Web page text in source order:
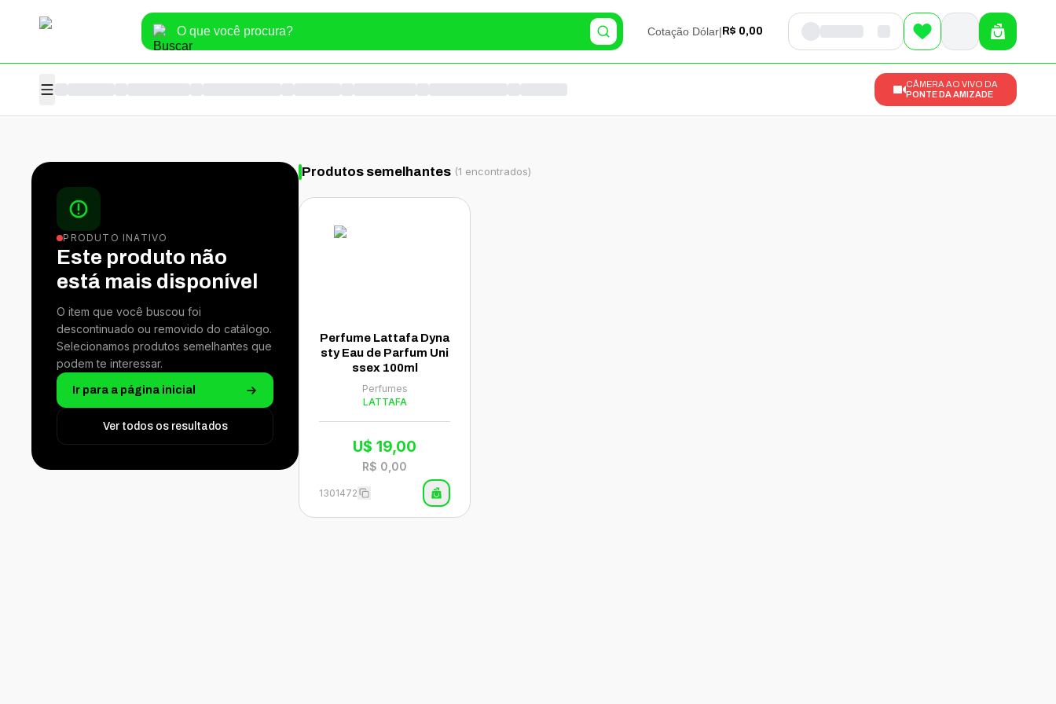
Cotação Dólar| R$ 0,00
CÂMERA AO VIVO DA
PONTE DA AMIZADE
PRODUTO INATIVO
Este produto não
está mais disponível
O item que você buscou foi
descontinuado ou removido do catálogo.
Selecionamos produtos semelhantes que
podem te interessar.
Ir para a página inicial
Ver todos os resultados
Produtos semelhantes (1 encontrados)
Perfume Lattafa Dyna
sty Eau de Parfum Uni
ssex 100ml
Perfumes
LATTAFA
U$19,00
R$ 0,00
1301472